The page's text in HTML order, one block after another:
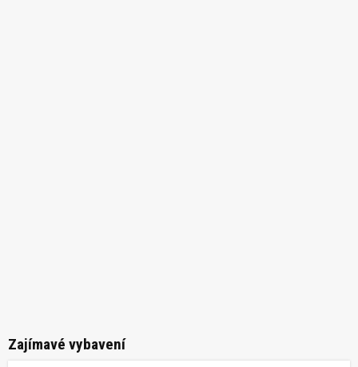
Zajímavé vybavení